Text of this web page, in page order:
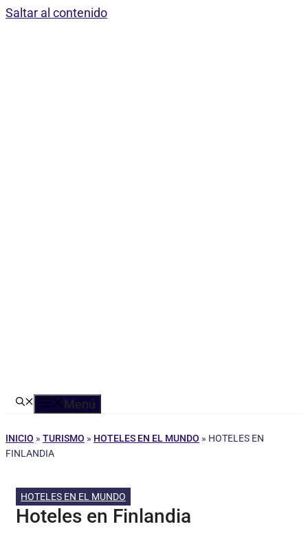
Saltar al contenido
Menú
INICIO » TURISMO » HOTELES EN EL MUNDO » HOTELES EN
FINLANDIA
HOTELES EN EL MUNDO
Hoteles en Finlandia